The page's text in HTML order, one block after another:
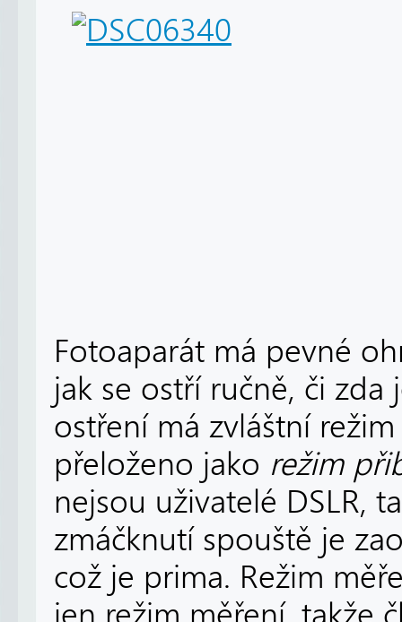
Fotoaparát má pevné
jak se ostří ručně, či
ostření má zvláštní
přeloženo jako režim
nejsou uživatelé DSLR,
zmáčknutí spouště je
což je prima. Režim